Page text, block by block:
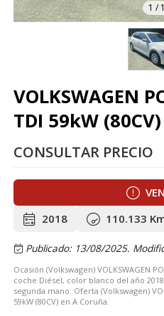
1 /
VOLKSWAGEN
TDI 59kW (80CV)
CONSULTAR PRECIO
2018
110.133
Publicado: 13/08/2025.
Ocasión (Volkswagen) VOLKSWAGEN
coche Diésel, color blanco del año
segunda mano. Oferta (Volkswagen)
59kW (80CV) en A Coruña.